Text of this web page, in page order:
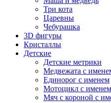
Три кота
Царевны
Чебурашка
3D фигуры
Кристаллы
Детские
Детские метрики
Медвежата с
Единорог с именем
Мотоцикл с именем
Мяч с короной с